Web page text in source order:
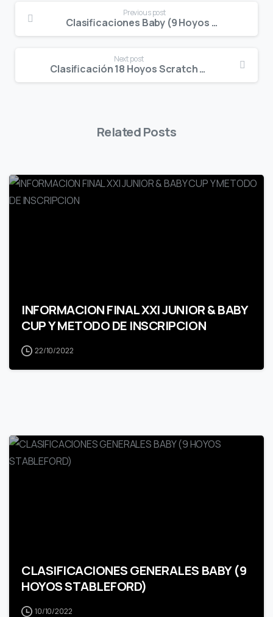
Reading
Previous post
Clasificaciones Baby (9 Hoyos Stableford) C.G. Barcelona
Next post
Clasificación 18 Hoyos Scratch C.G. Barcelona
Related Posts
INFORMACION FINAL XXI JUNIOR & BABY
CUP Y METODO DE INSCRIPCION
22/10/2022
CLASIFICACIONES GENERALES BABY (9
HOYOS STABLEFORD)
10/10/2022